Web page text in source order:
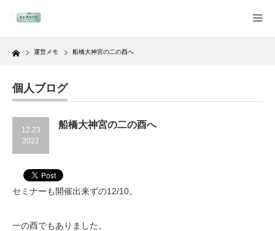
Home 運営メモ 船橋大神宮の二の酉へ
個人ブログ
12.23
2022
船橋大神宮の二の酉へ
セミナーも開催出来ずの12/10。
一の酉でもありました。